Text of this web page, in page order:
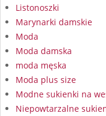
Listonoszki
Marynarki damskie
Moda
Moda damska
moda męska
Moda plus size
Modne sukienki na
Niepowtarzalne